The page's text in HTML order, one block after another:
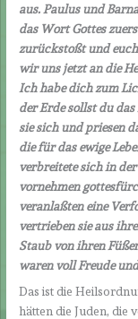
aus. Paulus und
das Wort Gottes
zurückstoßt und
wir uns jetzt an die
Ich habe dich zum
der Erde sollst du
sie sich und priesen
die für das ewige
verbreitete sich in der
vornehmen
veranlaßten eine
vertrieben sie aus
Staub von ihren
waren voll Freude
Das ist die
hätten die Juden, die